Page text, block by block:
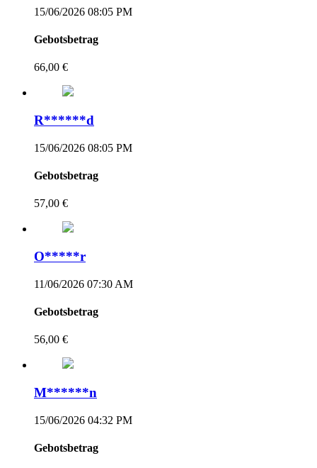
15/06/2026 08:05 PM
Gebotsbetrag
66,00 €
R******d
15/06/2026 08:05 PM
Gebotsbetrag
57,00 €
O*****r
11/06/2026 07:30 AM
Gebotsbetrag
56,00 €
M******n
15/06/2026 04:32 PM
Gebotsbetrag